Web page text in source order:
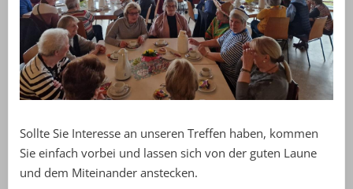
Sollte Sie Interesse an unseren Treffen haben, kommen
Sie einfach vorbei und lassen sich von der guten Laune
und dem Miteinander anstecken.